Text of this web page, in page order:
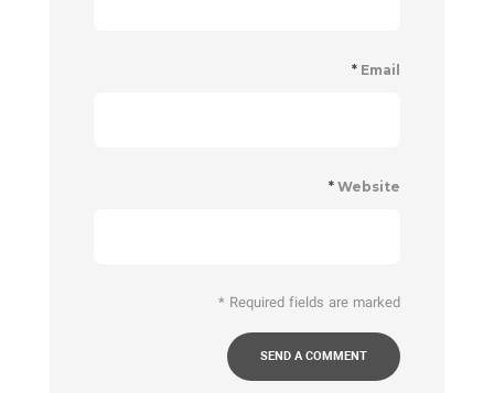
Email
*
Website
*
Required fields are marked
*